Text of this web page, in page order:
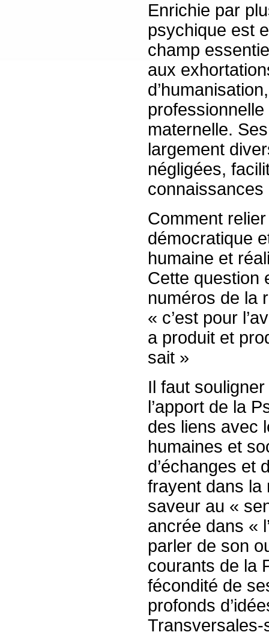
Enrichie par
psychique est
champ
aux
maternelle.
largement
négligées,
Comment
démocratique
humaine et
Cette question
numéros de la
« c’est pour
a produit et
sait »
Il faut
l’apport de la
des liens avec
humaines et
d’échanges et
frayent dans la
saveur au «
ancrée dans «
parler de son
courants de la
fécondité de
profonds